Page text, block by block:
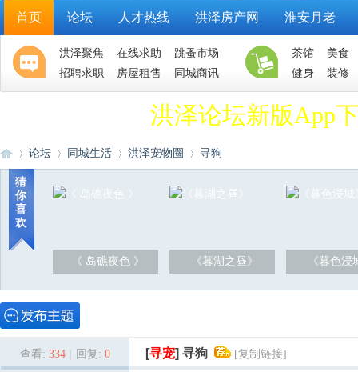
首页 论坛 人才热线 洪泽房产网 淮安月老
洪泽聚焦 在线求助
跳蚤市场
招聘求职
房屋租售 同城商讯
茶馆
美食
健身
装修
洪泽论坛新版App
»
论坛 同城生活 洪泽宠物圈 寻狗
猜
你
喜
欢
《 岛礁夜色 》 《暮湖之昼》 《暮色浸
查看: 334 回复: 0 [寻宠] 寻狗 [复制链接]